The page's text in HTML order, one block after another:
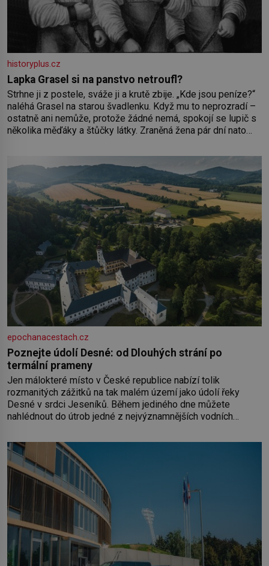
historyplus.cz
Lapka Grasel si na panstvo netroufl?
Strhne ji z postele, sváže ji a krutě zbije. „Kde jsou peníze?“
naléhá Grasel na starou švadlenku. Když mu to neprozradí –
ostatně ani nemůže, protože žádné nemá, spokojí se lupič s
několika měďáky a štůčky látky. Zraněná žena pár dní nato
dlouho po jeho smrti
epochanacestach.cz
Poznejte údolí Desné: od Dlouhých strání po
termální prameny
Jen málokteré místo v České republice nabízí tolik
rozmanitých zážitků na tak malém území jako údolí řeky
Desné v srdci Jeseníků. Během jediného dne můžete
nahlédnout do útrob jedné z nejvýznamnějších vodních
koloběžce a den zakončit poznáváním památek ve Velkých
Losinách nebo v termálním